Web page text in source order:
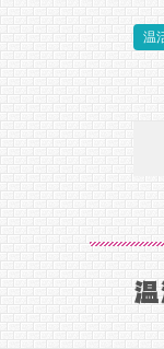
温